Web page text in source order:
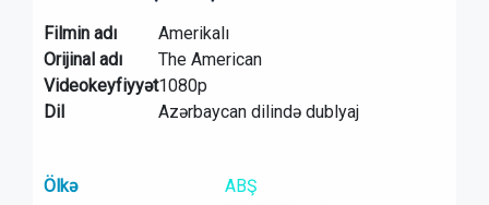
Filmin adı
Amerikalı
Orijinal adı
The American
Videokeyfiyyət1080p
Dil
Azərbaycan dilində dublyaj
Ölkə
ABŞ